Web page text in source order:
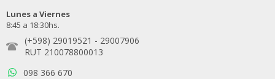
Lunes a Viernes
8:45 a 18:30hs.
(+598) 29019521 - 29007906
RUT 210078800013
098 366 670